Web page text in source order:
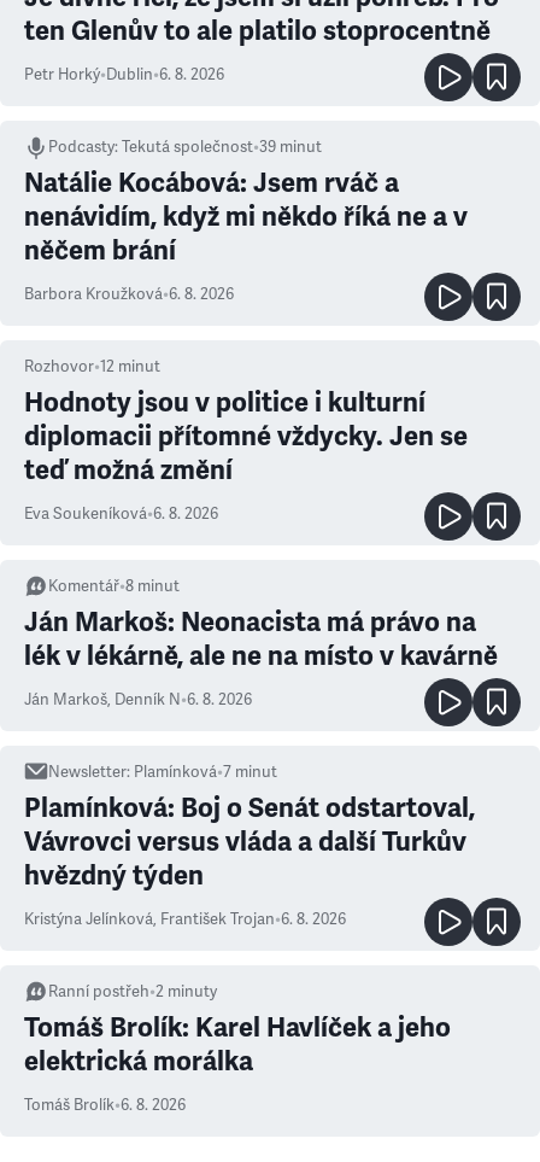
ten Glenův to ale platilo stoprocentně
Petr Horký•Dublin•6. 8. 2026
Podcasty:Tekutá společnost•39 minut
Natálie Kocábová: Jsem rváč a
nenávidím, když mi někdo říká ne a v
něčem brání
Barbora Kroužková•6. 8. 2026
Rozhovor•12 minut
Hodnoty jsou v politice i kulturní
diplomacii přítomné vždycky. Jen se
teď možná změní
Eva Soukeníková•6. 8. 2026
Komentář•8 minut
Ján Markoš: Neonacista má právo na
lék v lékárně, ale ne na místo v kavárně
Ján Markoš, Denník N•6. 8. 2026
Newsletter: Plamínková•7 minut
Plamínková: Boj o Senát odstartoval,
Vávrovci versus vláda a další Turkův
hvězdný týden
Kristýna Jelínková, František Trojan•6. 8. 2026
Ranní postřeh•2 minuty
Tomáš Brolík: Karel Havlíček a jeho
elektrická morálka
Tomáš Brolík•6. 8. 2026